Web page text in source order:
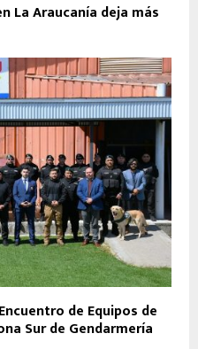
La Araucanía deja más
de Equipos de
Sur de Gendarmería